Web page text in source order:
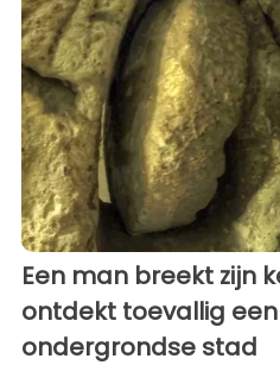
Een man breekt zijn
ontdekt toevallig
ondergrondse stad